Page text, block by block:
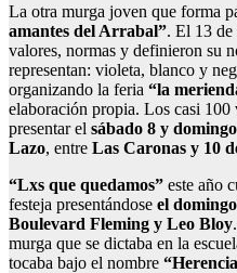
La otra murga joven que forma
amantes del Arrabal”. El 13 de
valores, normas y definieron su
representan: violeta, blanco y
organizando la feria “la
elaboración propia. Los casi 100
presentar el sábado 8 y
Lazo, entre Las Caronas y 10
“Lxs que quedamos” este año
festeja presentándose el
Boulevard Fleming y Leo Bloy
murga que se dictaba en la
tocaba bajo el nombre